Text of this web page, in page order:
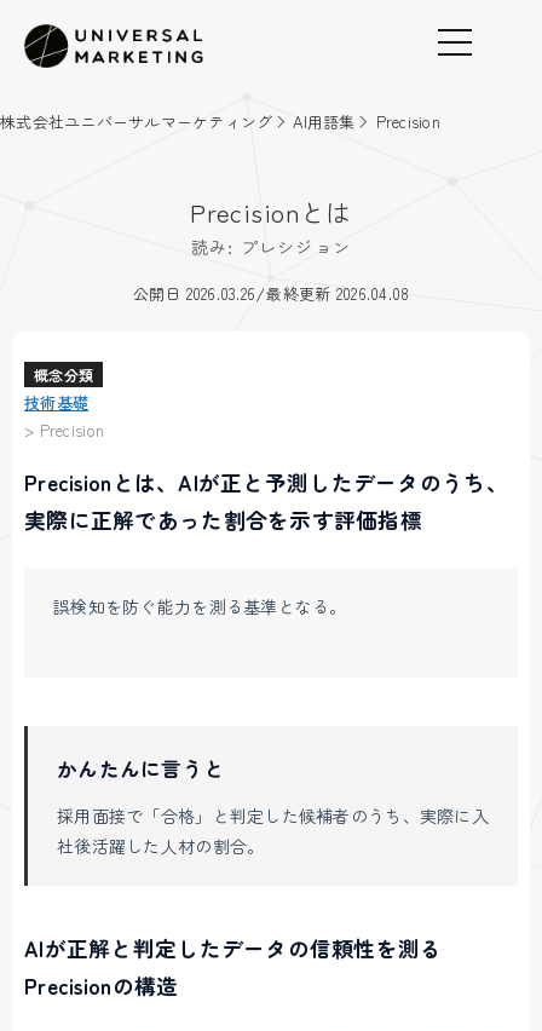
株式会社ユニバーサルマーケティング AI用語集 Precision
Precisionとは
読み: プレシジョン
公開日 2026.03.26/最終更新 2026.04.08
概念分類
技術基礎
> Precision
Precisionとは、AIが正と予測したデータのうち、
実際に正解であった割合を示す評価指標
誤検知を防ぐ能力を測る基準となる。
かんたんに言うと
採用面接で「合格」と判定した候補者のうち、実際に入
社後活躍した人材の割合。
AIが正解と判定したデータの信頼性を測る
Precisionの構造